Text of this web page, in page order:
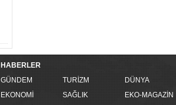
HABERLER
GÜNDEM
TURİZM
DÜNYA
EKONOMİ
SAĞLIK
EKO-MAGAZİN